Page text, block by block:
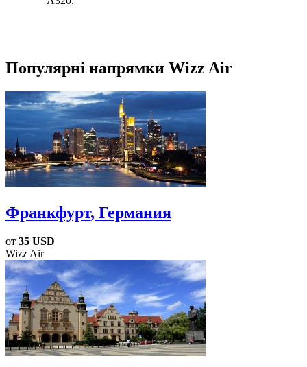
Популярні напрямки Wizz Air
Франкфурт, Германия
от 35 USD
Wizz Air